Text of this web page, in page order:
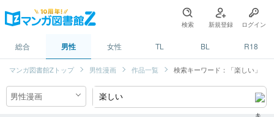
検索 新規登録 ログイン
総合 男性 女性 TL BL R18
マンガ図書館Zトップ 男性漫画 作品一覧 検索キーワード：「楽しい」